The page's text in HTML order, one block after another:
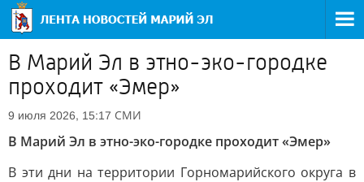
В Марий Эл в этно-эко-городке
проходит «Эмер»
9 июля 2026, 15:17 СМИ
В Марий Эл в этно-эко-городке проходит «Эмер»
В эти дни на территории Горномарийского округа в